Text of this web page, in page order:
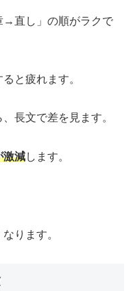
→直し」の順がラクで
と疲れます。
長文で差を見ます。
激減します。
ります。